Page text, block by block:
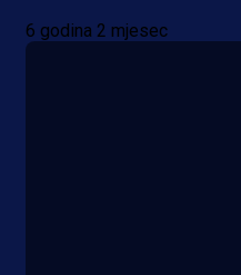
6 godina 2 mjesec